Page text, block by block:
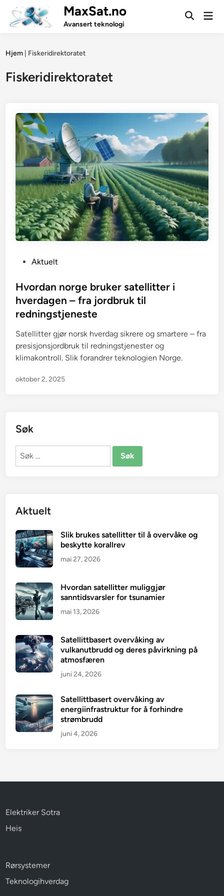
content
MaxSat.no
Avansert teknologi
Open
Hjem Fiskeridirektoratet
Fiskeridirektoratet
s
t
i
n
Aktuelt
Hvordan norge bruker satellitter i
hverdagen – fra jordbruk til
redningstjeneste
Satellitter gjør norsk hverdag sikrere og smartere – fra
presisjonsjordbruk til redningstjenester og
klimakontroll. Slik forandrer teknologien Norge.
oktober 2, 2025
Søk
Søk
Aktuelt
Slik brukes satellitter til å overvåke og
beskytte korallrev
mai 27, 2026
Hvordan satellitter muliggjør
sanntidsvarsler for tsunamier
mai 13, 2026
Satellittbasert overvåking av
vulkanutbrudd og deres påvirkning på
atmosfæren
juni 24, 2026
Satellittbasert overvåking av
energiinfrastruktur for å forhindre
strømbrudd
juni 4, 2026
Elektriker Sotra
Heis
Rørsystemer
Teknologihverdag